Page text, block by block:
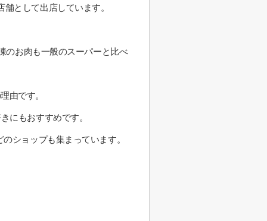
として出店しています。
のお肉も一般のスーパーと比べ
由です。
にもおすすめです。
ショップも集まっています。